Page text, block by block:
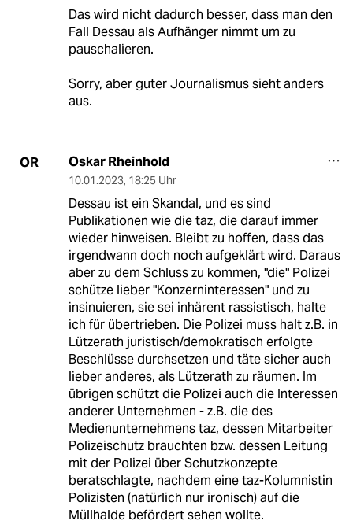
Das wird nicht dadurch besser, dass man den
Fall Dessau als Aufhänger nimmt um zu
pauschalieren.
Sorry, aber guter Journalismus sieht anders
aus.
OR Oskar Rheinhold
10.01.2023, 18:25 Uhr
Dessau ist ein Skandal, und es sind
Publikationen wie die taz, die darauf immer
wieder hinweisen. Bleibt zu hoffen, dass das
irgendwann doch noch aufgeklärt wird. Daraus
aber zu dem Schluss zu kommen, "die" Polizei
schütze lieber "Konzerninteressen" und zu
insinuieren, sie sei inhärent rassistisch, halte
ich für übertrieben. Die Polizei muss halt z.B. in
Lützerath juristisch/demokratisch erfolgte
Beschlüsse durchsetzen und täte sicher auch
lieber anderes, als Lützerath zu räumen. Im
übrigen schützt die Polizei auch die Interessen
anderer Unternehmen - z.B. die des
Medienunternehmens taz, dessen Mitarbeiter
Polizeischutz brauchten bzw. dessen Leitung
mit der Polizei über Schutzkonzepte
beratschlagte, nachdem eine taz-Kolumnistin
Polizisten (natürlich nur ironisch) auf die
Müllhalde befördert sehen wollte.